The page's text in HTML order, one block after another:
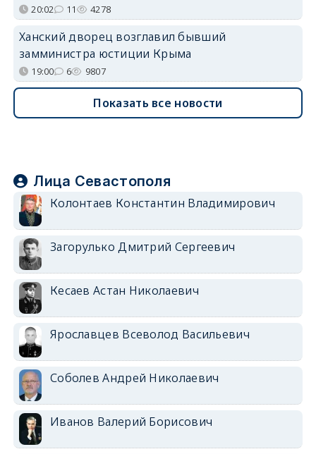
20:02 11 4278
Ханский дворец возглавил бывший
замминистра юстиции Крыма
19:00 6 9807
Показать все новости
Лица Севастополя
Колонтаев Константин Владимирович
Загорулько Дмитрий Сергеевич
Кесаев Астан Николаевич
Ярославцев Всеволод Васильевич
Соболев Андрей Николаевич
Иванов Валерий Борисович